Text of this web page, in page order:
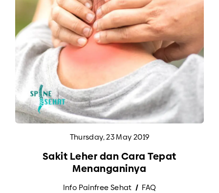
Thursday, 23 May 2019
Sakit Leher dan Cara Tepat
Menanganinya
Info Painfree Sehat
FAQ